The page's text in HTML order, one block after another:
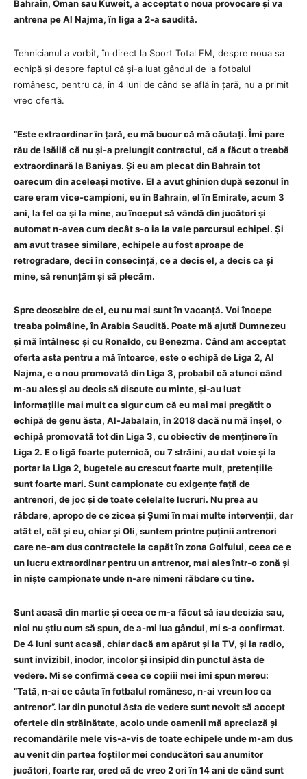
Bahrain, Oman sau Kuweit, a acceptat o noua provocare și va
antrena pe Al Najma, în liga a 2-a saudită.
Tehnicianul a vorbit, în direct la Sport Total FM, despre noua sa
echipă și despre faptul că și-a luat gândul de la fotbalul
românesc, pentru că, în 4 luni de când se află în țară, nu a primit
vreo ofertă.
“Este extraordinar în țară, eu mă bucur că mă căutați. Îmi pare
rău de Isăilă că nu și-a prelungit contractul, că a făcut o treabă
extraordinară la Baniyas. Și eu am plecat din Bahrain tot
oarecum din aceleași motive. El a avut ghinion după sezonul în
care eram vice-campioni, eu în Bahrain, el în Emirate, acum 3
ani, la fel ca și la mine, au început să vândă din jucători și
automat n-avea cum decât s-o ia la vale parcursul echipei. Și
am avut trasee similare, echipele au fost aproape de
retrogradare, deci în consecință, ce a decis el, a decis ca și
mine, să renunțăm și să plecăm.
Spre deosebire de el, eu nu mai sunt în vacanță. Voi începe
treaba poimâine, în Arabia Saudită. Poate mă ajută Dumnezeu
și mă întâlnesc și cu Ronaldo, cu Benezma. Când am acceptat
oferta asta pentru a mă întoarce, este o echipă de Liga 2, Al
Najma, e o nou promovată din Liga 3, probabil că atunci când
m-au ales și au decis să discute cu minte, și-au luat
informațiile mai mult ca sigur cum că eu mai mai pregătit o
echipă de genu ăsta, Al-Jabalain, în 2018 dacă nu mă înșel, o
echipă promovată tot din Liga 3, cu obiectiv de menținere în
Liga 2. E o ligă foarte puternică, cu 7 străini, au dat voie și la
portar la Liga 2, bugetele au crescut foarte mult, pretențiile
sunt foarte mari. Sunt campionate cu exigențe față de
antrenori, de joc și de toate celelalte lucruri. Nu prea au
răbdare, apropo de ce zicea și Șumi în mai multe intervenții, dar
atât el, cât și eu, chiar și Oli, suntem printre puținii antrenori
care ne-am dus contractele la capăt în zona Golfului, ceea ce e
un lucru extraordinar pentru un antrenor, mai ales într-o zonă și
în niște campionate unde n-are nimeni răbdare cu tine.
Sunt acasă din martie și ceea ce m-a făcut să iau decizia sau,
nici nu știu cum să spun, de a-mi lua gândul, mi s-a confirmat.
De 4 luni sunt acasă, chiar dacă am apărut și la TV, și la radio,
sunt invizibil, inodor, incolor și insipid din punctul ăsta de
vedere. Mi se confirmă ceea ce copiii mei îmi spun mereu:
“Tată, n-ai ce căuta în fotbalul românesc, n-ai vreun loc ca
antrenor”. Iar din punctul ăsta de vedere sunt nevoit să accept
ofertele din străinătate, acolo unde oamenii mă apreciază și
recomandările mele vis-a-vis de toate echipele unde m-am dus
au venit din partea foștilor mei conducători sau anumitor
jucători, foarte rar, cred că de vreo 2 ori în 14 ani de când sunt